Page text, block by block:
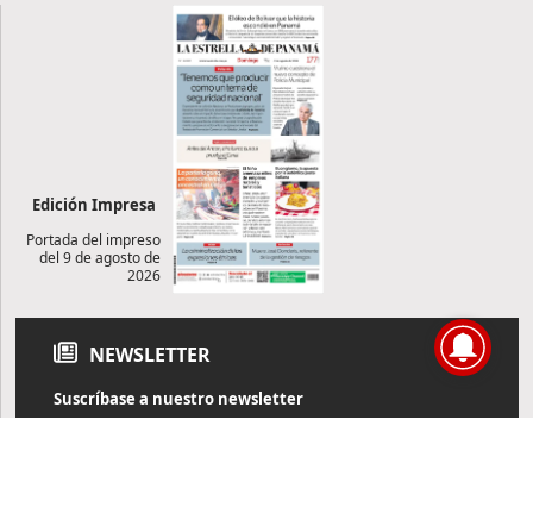
Edición Impresa
Portada del impreso
del 9 de agosto de
2026
NEWSLETTER
Suscríbase a nuestro newsletter
Reciba diariamente información de actualidad directamente en